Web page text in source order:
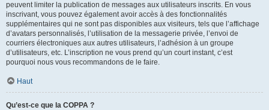
peuvent limiter la publication de messages aux utilisateurs inscrits. En vous
inscrivant, vous pouvez également avoir accès à des fonctionnalités
supplémentaires qui ne sont pas disponibles aux visiteurs, tels que l’affichage
d’avatars personnalisés, l’utilisation de la messagerie privée, l’envoi de
courriers électroniques aux autres utilisateurs, l’adhésion à un groupe
d’utilisateurs, etc. L’inscription ne vous prend qu’un court instant, c’est
pourquoi nous vous recommandons de le faire.
Haut
Qu’est-ce que la COPPA ?